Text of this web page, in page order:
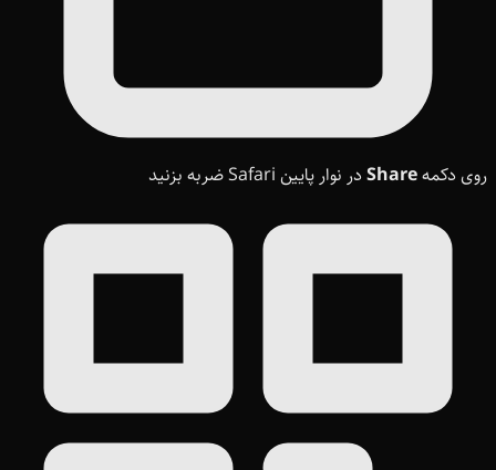
روی دکمهShare در نوار پایین Safari ضربه بزنید